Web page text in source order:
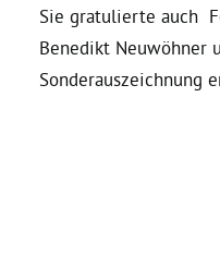
Ratsanträge
Sie gratulierte auch
Benedikt Neuwöhner
Sonderauszeichnung